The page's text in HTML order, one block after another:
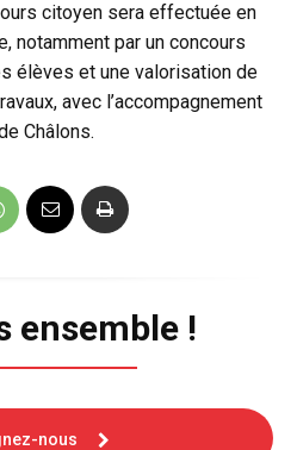
citoyen sera effectuée en
notamment par un concours
élèves et une valorisation de
avec l’accompagnement
Châlons.
ensemble !
nous